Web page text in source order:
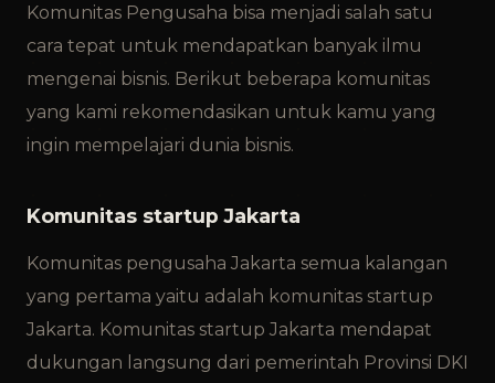
Komunitas Pengusaha bisa menjadi salah satu
cara tepat untuk mendapatkan banyak ilmu
mengenai bisnis. Berikut beberapa komunitas
yang kami rekomendasikan untuk kamu yang
ingin mempelajari dunia bisnis.
Komunitas startup Jakarta
Komunitas pengusaha Jakarta semua kalangan
yang pertama yaitu adalah komunitas startup
Jakarta. Komunitas startup Jakarta mendapat
dukungan langsung dari pemerintah Provinsi DKI